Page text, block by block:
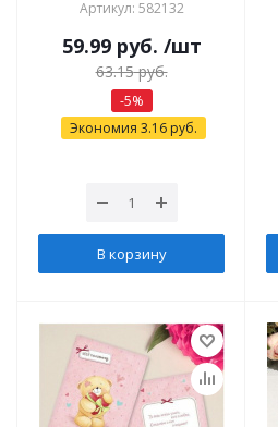
Артикул: 582132
59.99руб. /шт
63.15руб.
-5%
Экономия 3.16руб.
В корзину